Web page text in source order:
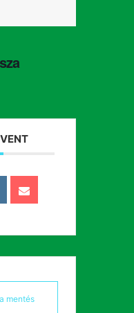
mentés